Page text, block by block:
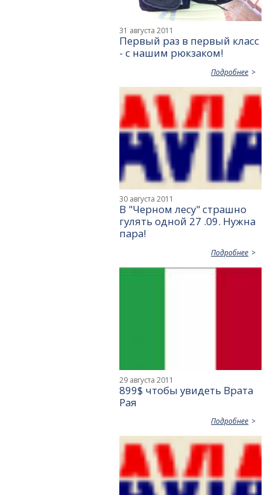
31 августа 2011
Первый раз в первый класс
- с нашим рюкзаком!
Подробнее
30 августа 2011
В "Черном лесу" страшно
гулять одной 27 .09. Нужна
пара!
Подробнее
29 августа 2011
899$ чтобы увидеть Врата
Рая
Подробнее